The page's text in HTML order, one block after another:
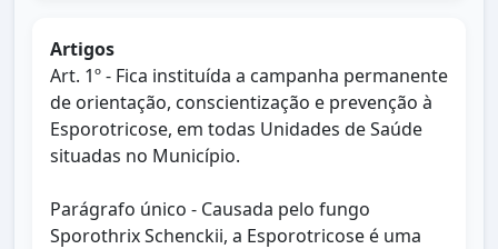
Artigos
Art. 1º - Fica instituída a campanha permanente
de orientação, conscientização e prevenção à
Esporotricose, em todas Unidades de Saúde
situadas no Município.
Parágrafo único - Causada pelo fungo
Sporothrix Schenckii, a Esporotricose é uma